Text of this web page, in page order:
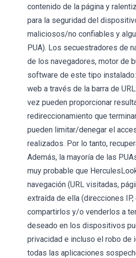
contenido de la página y
para la seguridad del
maliciosos/no confiables y
PUA). Los secuestradores de
de los navegadores, motor de
software de este tipo
web a través de la barra de
vez pueden proporcionar
redireccionamiento que
pueden limitar/denegar el
realizados. Por lo tanto,
Además, la mayoría de las
muy probable que
navegación (URL visitadas,
extraída de ella (direcciones
compartirlos y/o venderlos a
deseado en los dispositivos
privacidad e incluso el robo de
todas las aplicaciones